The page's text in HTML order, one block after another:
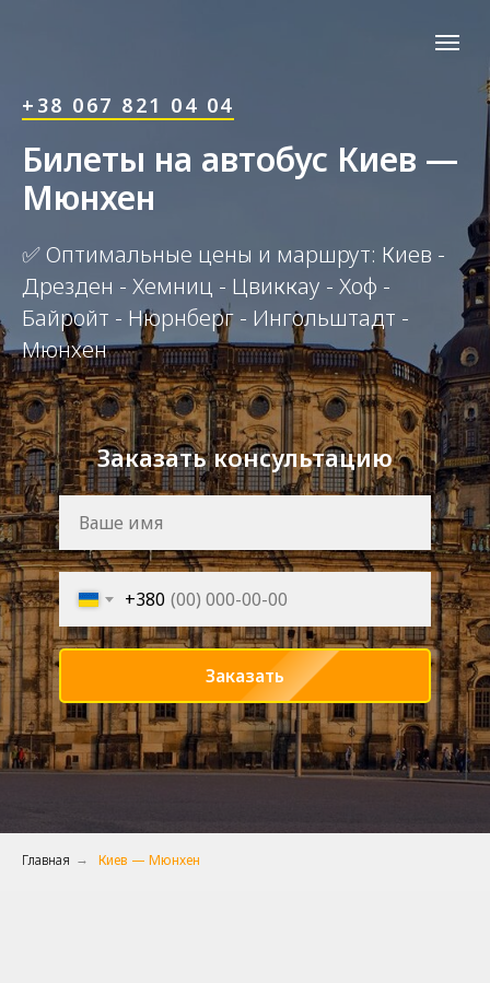
+38 067 821 04 04
Билеты на автобус Киев —
Мюнхен
✅ Оптимальные цены и маршрут: Киев -
Дрезден - Хемниц - Цвиккау - Хоф -
Байройт - Нюрнберг - Ингольштадт -
Мюнхен
Заказать консультацию
+380
Заказать
Главная → Киев — Мюнхен